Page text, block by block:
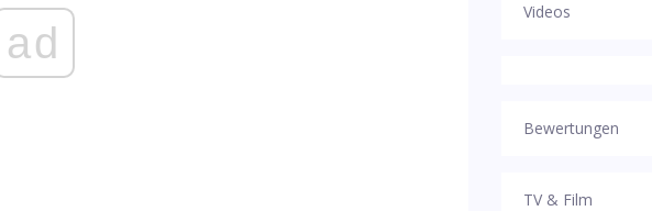
ad
Videos
Bewertungen
TV & Film